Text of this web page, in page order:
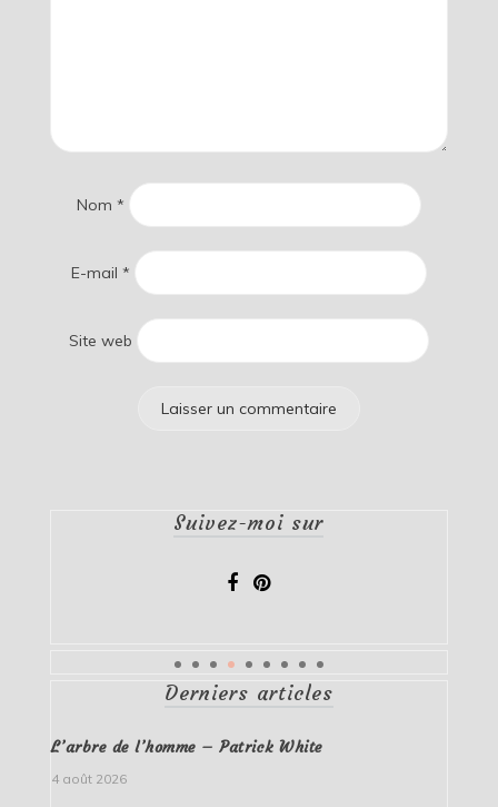
Nom *
E-mail *
Site web
Suivez-moi sur
Derniers articles
L’arbre de l’homme – Patrick White
4 août 2026